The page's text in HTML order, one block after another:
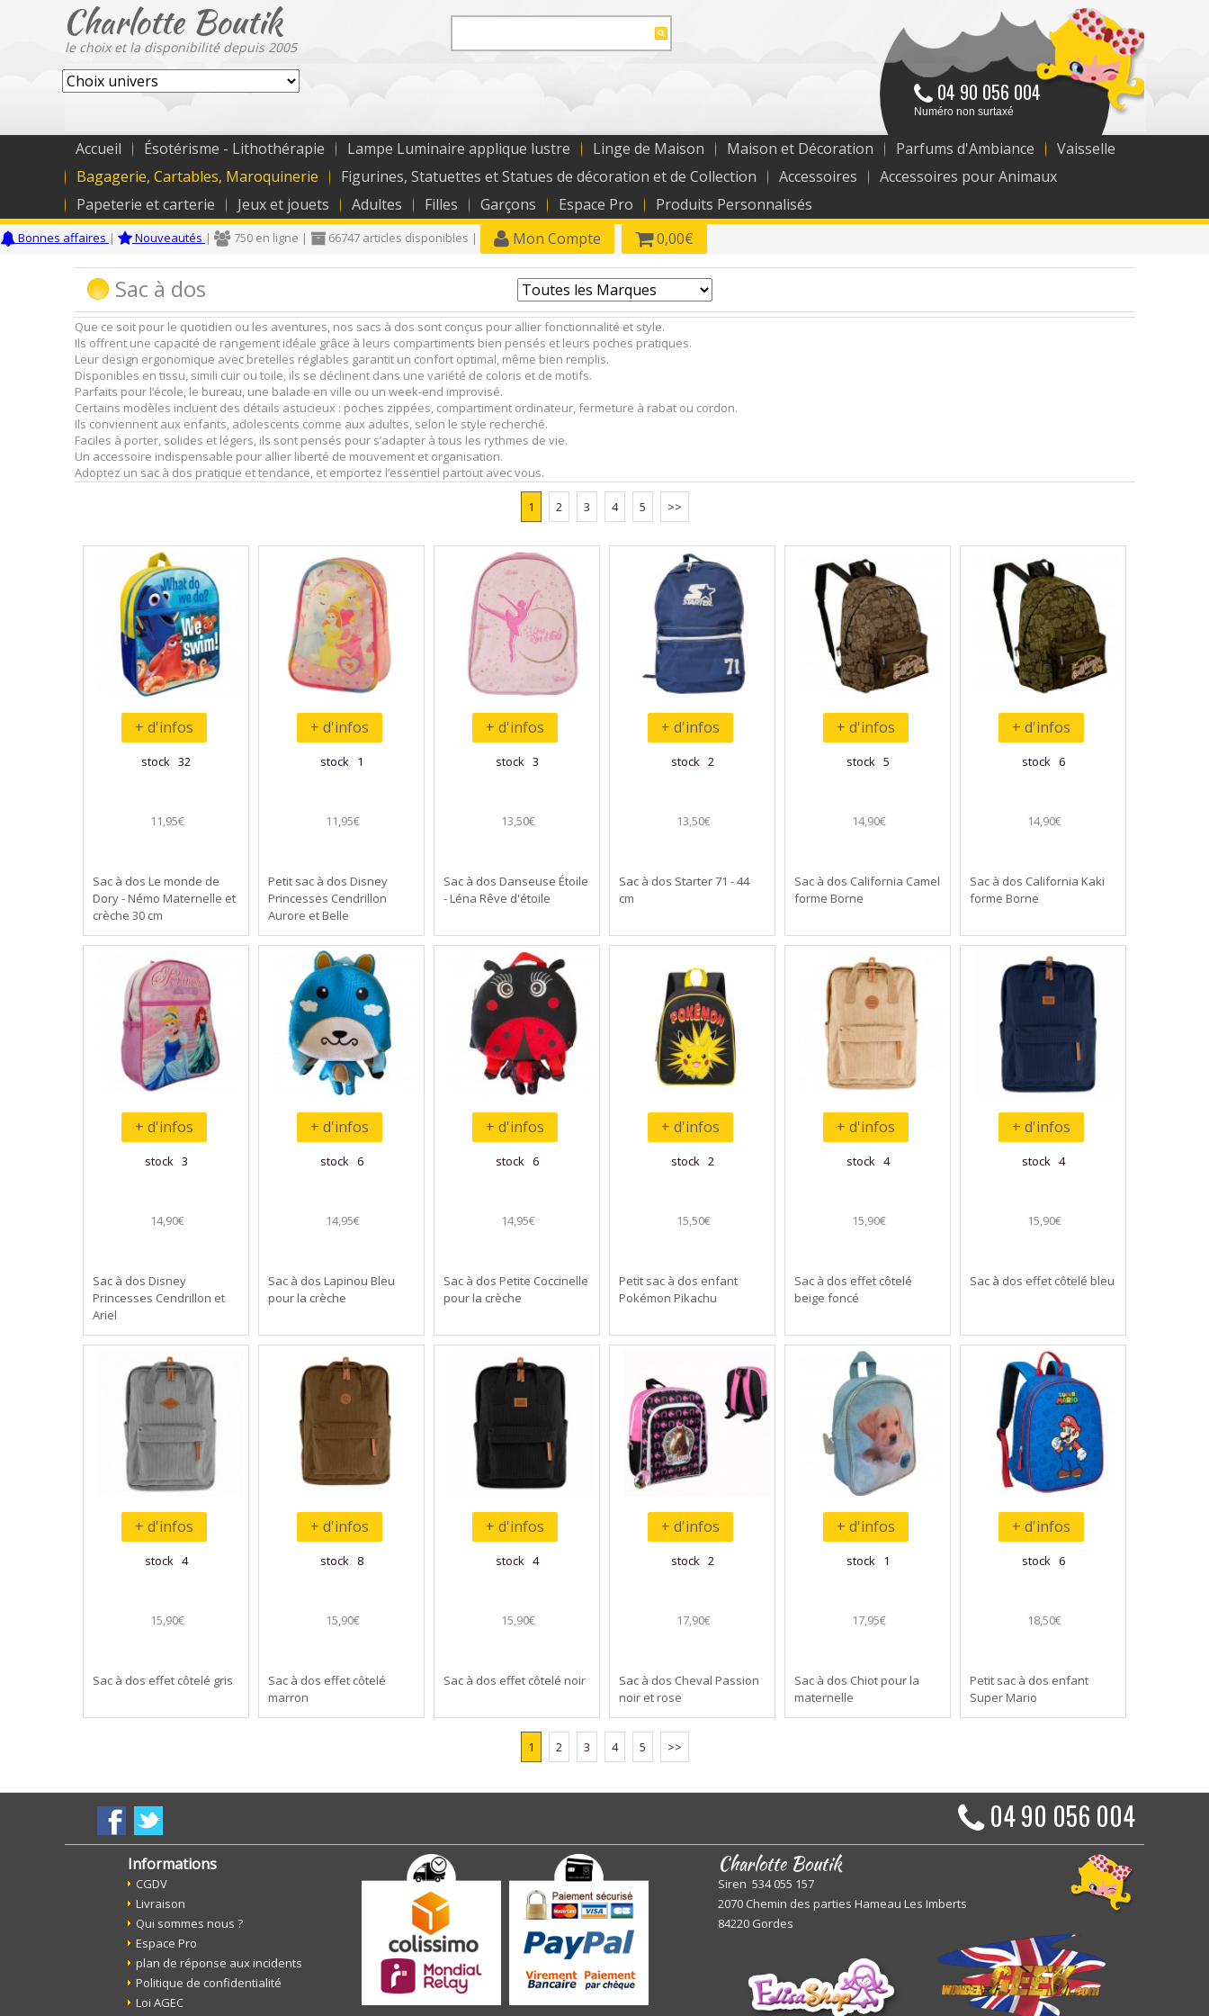
04 90 056 004
Numéro non surtaxé
Charlotte Boutik
le choix et la disponibilité depuis 2005
Accueil Ésotérisme - Lithothérapie Lampe Luminaire applique lustre Linge de Maison Maison et Décoration Parfums d'Ambiance
Vaisselle
Bagagerie, Cartables, Maroquinerie
Figurines, Statuettes et Statues de décoration et de Collection Accessoires
Accessoires pour Animaux
Papeterie et carterie
Jeux et jouets Adultes Filles Garçons Espace Pro Produits Personnalisés
Bonnes affaires | Nouveautés | 750 en ligne | 66747 articles disponibles | Mon Compte 0,00€
Sac à dos
Que ce soit pour le quotidien ou les aventures, nos sacs à dos sont conçus pour allier fonctionnalité et style.
Ils offrent une capacité de rangement idéale grâce à leurs compartiments bien pensés et leurs poches pratiques.
Leur design ergonomique avec bretelles réglables garantit un confort optimal, même bien remplis.
Disponibles en tissu, simili cuir ou toile, ils se déclinent dans une variété de coloris et de motifs.
Parfaits pour l’école, le bureau, une balade en ville ou un week-end improvisé.
Certains modèles incluent des détails astucieux : poches zippées, compartiment ordinateur, fermeture à rabat ou cordon.
Ils conviennent aux enfants, adolescents comme aux adultes, selon le style recherché.
Faciles à porter, solides et légers, ils sont pensés pour s’adapter à tous les rythmes de vie.
Un accessoire indispensable pour allier liberté de mouvement et organisation.
Adoptez un sac à dos pratique et tendance, et emportez l’essentiel partout avec vous.
1 2 3 4 5 >>
+ d'infos
stock 32
11,95€
Sac à dos Le monde de
Dory - Némo Maternelle et
crèche 30 cm
+ d'infos
stock 1
11,95€
Petit sac à dos Disney
Princesses Cendrillon
Aurore et Belle
+ d'infos
stock 3
13,50€
Sac à dos Danseuse Étoile
- Léna Rêve d'étoile
+ d'infos
stock 2
13,50€
Sac à dos Starter 71 - 44
cm
+ d'infos
stock 5
14,90€
Sac à dos California Camel
forme Borne
+ d'infos
stock 6
14,90€
Sac à dos California Kaki
forme Borne
+ d'infos
stock 3
14,90€
Sac à dos Disney
Princesses Cendrillon et
Ariel
+ d'infos
stock 6
14,95€
Sac à dos Lapinou Bleu
pour la crèche
+ d'infos
stock 6
14,95€
Sac à dos Petite Coccinelle
pour la crèche
+ d'infos
stock 2
15,50€
Petit sac à dos enfant
Pokémon Pikachu
+ d'infos
stock 4
15,90€
Sac à dos effet côtelé
beige foncé
+ d'infos
stock 4
15,90€
Sac à dos effet côtelé bleu
+ d'infos
stock 4
15,90€
Sac à dos effet côtelé gris
+ d'infos
stock 8
15,90€
Sac à dos effet côtelé
marron
+ d'infos
stock 4
15,90€
Sac à dos effet côtelé noir
+ d'infos
stock 2
17,90€
Sac à dos Cheval Passion
noir et rose
+ d'infos
stock 1
17,95€
Sac à dos Chiot pour la
maternelle
+ d'infos
stock 6
18,50€
Petit sac à dos enfant
Super Mario
1 2 3 4 5 >>
04 90 056 004
Informations
CGDV
Livraison
Qui sommes nous ?
Espace Pro
plan de réponse aux incidents
Politique de confidentialité
Loi AGEC
Charlotte Boutik
Siren 534 055 157
2070 Chemin des parties Hameau Les Imberts
84220 Gordes